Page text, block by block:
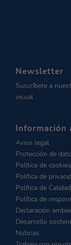
Newsletter
Suscríbete a
visual
Información
Aviso legal
Protección de
Política de cookies
Política de
Política de Calidad
Política de
Declaración
Desarrollo
Noticias